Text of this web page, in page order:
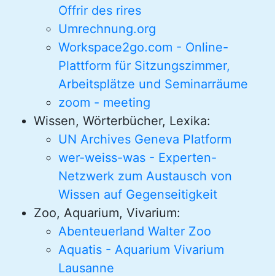
Offrir des rires
Umrechnung.org
Workspace2go.com - Online-
Plattform für Sitzungszimmer,
Arbeitsplätze und Seminarräume
zoom - meeting
Wissen, Wörterbücher, Lexika:
UN Archives Geneva Platform
wer-weiss-was - Experten-
Netzwerk zum Austausch von
Wissen auf Gegenseitigkeit
Zoo, Aquarium, Vivarium:
Abenteuerland Walter Zoo
Aquatis - Aquarium Vivarium
Lausanne